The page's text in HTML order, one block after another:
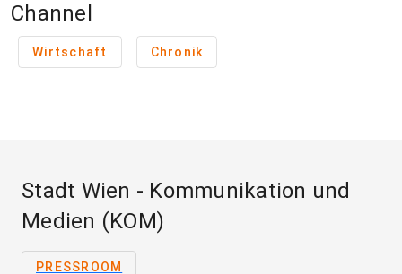
Channel
Wirtschaft Chronik
Stadt Wien - Kommunikation und
Medien (KOM)
PRESSROOM